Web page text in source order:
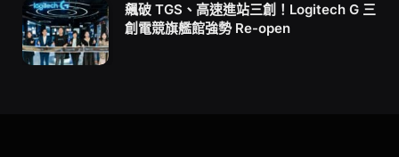
飆破 TGS、高速進站三創！Logitech G 三
創電競旗艦館強勢 Re-open